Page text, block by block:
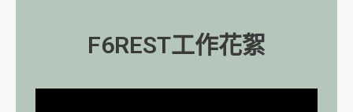
F6REST工作花絮